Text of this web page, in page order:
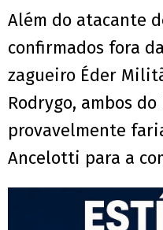
Além do atacante
confirmados fora
zagueiro Éder
Rodrygo, ambos
provavelmente
Ancelotti para a